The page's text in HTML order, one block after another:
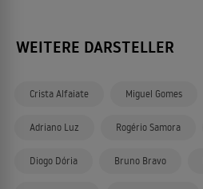
WEITERE DARSTELLER
Crista Alfaiate Miguel Gomes
Adriano Luz Rogério Samora
Diogo Dória Bruno Bravo